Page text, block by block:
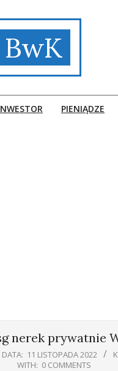
BwK
PIENIĄDZE
nerek prywatnie
DATA: 11 LISTOPADA 2022
WITH: 0 COMMENTS